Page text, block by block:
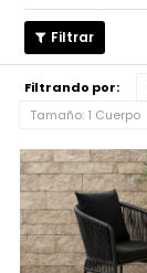
Filtrando por:
Tamaño: 1 Cuerpo